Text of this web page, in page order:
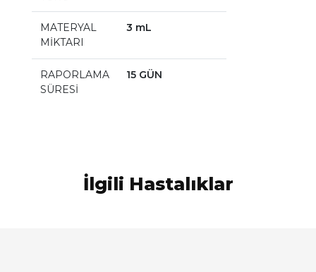
MATERYAL
MİKTARI
3 mL
RAPORLAMA
SÜRESİ
15 GÜN
İlgili Hastalıklar